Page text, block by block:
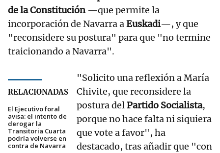
de la Constitución—que permite la
incorporación de Navarra aEuskadi—, y que
"reconsidere su postura" para que "no termine
traicionando a Navarra".
RELACIONADAS
El Ejecutivo foral
avisa: el intento de
derogar la
Transitoria Cuarta
podría volverse en
contra de Navarra
"Solicito una reflexión a María
Chivite, que reconsidere la
postura delPartido Socialista,
porque no hace falta ni siquiera
que vote a favor", ha
destacado, tras añadir que "con